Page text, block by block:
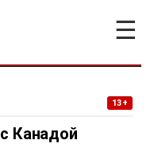
☰
13+
Канадой